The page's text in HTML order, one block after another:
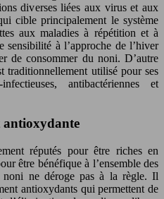
diverses liées aux virus et aux
cible principalement le système
aux maladies à répétition et à
sensibilité à l’approche de l’hiver
de consommer du noni. D’autre
traditionnellement utilisé pour ses
antibactériennes et
antioxydante
réputés pour être riches en
être bénéfique à l’ensemble des
noni ne déroge pas à la règle. Il
antioxydants qui permettent de